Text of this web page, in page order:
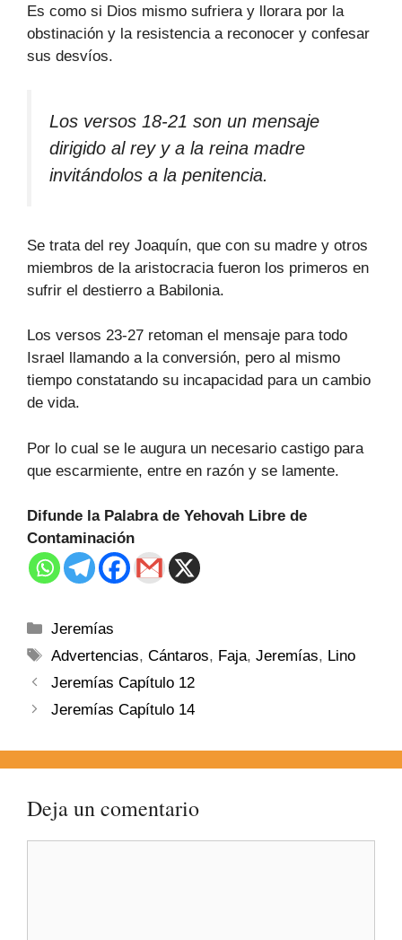
Es como si Dios mismo sufriera y llorara por la
obstinación y la resistencia a reconocer y confesar
sus desvíos.
Los versos 18-21 son un mensaje
dirigido al rey y a la reina madre
invitándolos a la penitencia.
Se trata del rey Joaquín, que con su madre y otros
miembros de la aristocracia fueron los primeros en
sufrir el destierro a Babilonia.
Los versos 23-27 retoman el mensaje para todo
Israel llamando a la conversión, pero al mismo
tiempo constatando su incapacidad para un cambio
de vida.
Por lo cual se le augura un necesario castigo para
que escarmiente, entre en razón y se lamente.
Difunde la Palabra de Yehovah Libre de
Contaminación
Jeremías
Advertencias,Cántaros, Faja,Jeremías, Lino
Jeremías Capítulo 12
Jeremías Capítulo 14
Deja un comentario